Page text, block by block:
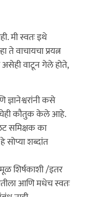
मी स्वतः इथे
ते वाचायचा प्रयत्न
वाटून गेले होते,
ज्ञानेश्वरांनी कसे
कौतुक केले आहे.
समिक्षक का
शब्दांत
शिर्षकाशी /इतर
आणि मधेच स्वतः